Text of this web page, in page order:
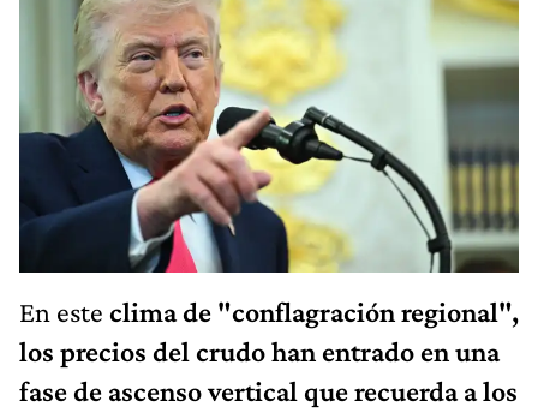
En este clima de "conflagración regional",
los precios del crudo han entrado en una
fase de ascenso vertical que recuerda a los